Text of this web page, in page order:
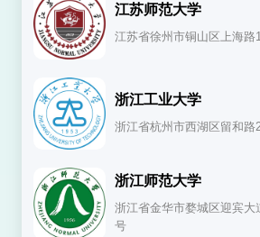
江苏师范大学
江苏省徐州市铜山区上海路
浙江工业大学
浙江省杭州市西湖区留和路
浙江师范大学
浙江省金华市婺城区迎宾大
号